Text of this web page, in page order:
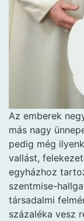
Az emberek
más nagy
pedig még
vallást,
egyházhoz
szentmise-
társadalmi
százaléka vesz